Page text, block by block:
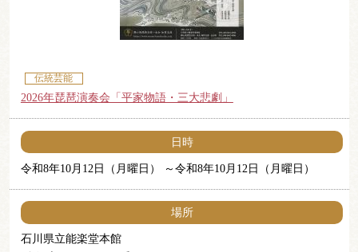
伝統芸能
2026年琵琶演奏会「平家物語・三大悲劇」
日時
令和8年10月12日（月曜日） 令和8年10月12日（月曜日）
場所
石川県立能楽堂本館